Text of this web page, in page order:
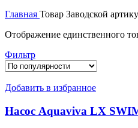
Главная Товар Заводской
Отображение единственного
Фильтр
Добавить в избранное
Насос Aquaviva LX